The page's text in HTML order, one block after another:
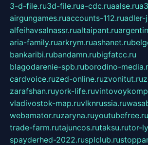
3-d-file.ru3d-file.rua-cdc.ruaalse.ru
airgungames.ruaccounts-112.ruadler-
alfeihavsalnassr.rualtaipant.ru
aria-family.ruarkrym.ruashanet.ru
bankaribi.rubandamn.rubigfatcc.ru
blagodarenie-spb.ruborodino-
cardvoice.ruzed-online.ruzvonitut.ru
zarafshan.ruyork-life.ru
vladivostok-map.ruvlknrussia.ru
webamator.ruzaryna.ruyoutubefree.ru
trade-farm.rutajuncos.rutaksu.rutor-
spayderhed-2022.rusplclub.ru